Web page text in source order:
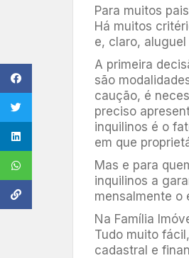
Para muitos
Há muitos
e, claro,
A primeira
são
caução, é
preciso
inquilinos é o
em que
Mas e para
inquilinos a
mensalmente o
Na Família
Tudo muito
cadastral e